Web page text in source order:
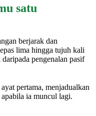
satu
berjarak dan
lima hingga tujuh kali
pengenalan pasif
pertama, menjadualkan
ia muncul lagi.